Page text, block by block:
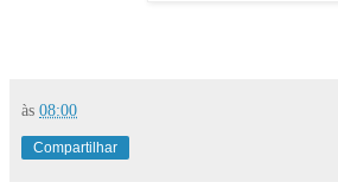
às 08:00
Compartilhar